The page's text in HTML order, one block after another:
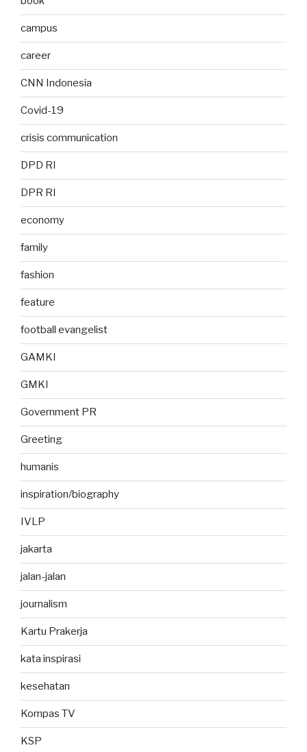
campus
career
CNN Indonesia
Covid-19
crisis communication
DPD RI
DPR RI
economy
family
fashion
feature
football evangelist
GAMKI
GMKI
Government PR
Greeting
humanis
inspiration/biography
IVLP
jakarta
jalan-jalan
journalism
Kartu Prakerja
kata inspirasi
kesehatan
Kompas TV
KSP